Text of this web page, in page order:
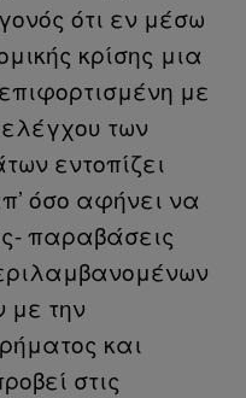
ότι εν μέσω
κρίσης μια
με
των
εντοπίζει
όσο αφήνει να
παραβάσεις
την
και
στις